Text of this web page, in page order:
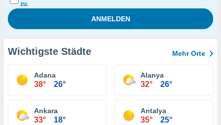
zu.
Wichtigste Städte Mehr Orte
Adana
38° 26°
Alanya
32° 26°
Ankara
33° 18°
Antalya
35° 25°